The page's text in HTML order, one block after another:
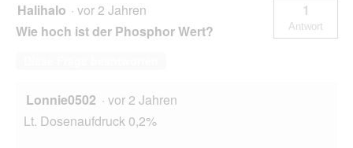
Halihalo · vor 2 Jahren
Wie hoch ist der Phosphor Wert?
1
Antwort
Lonnie0502 · vor 2 Jahren
Lt. Dosenaufdruck 0,2%